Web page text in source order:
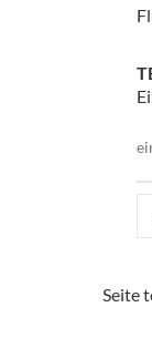
Seite